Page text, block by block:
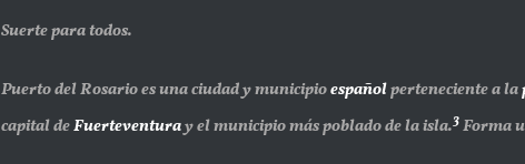
Suerte para todos.
Puerto del Rosario es una ciudad y municipioespañolperteneciente a la
capital deFuerteventuray el municipio más poblado de la isla.3 Forma